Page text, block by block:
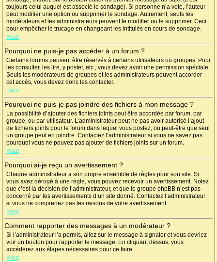
toujours celui auquel est associé le sondage). Si personne n’a voté, l’auteur
peut modifier une option ou supprimer le sondage. Autrement, seuls les
modérateurs et les administrateurs peuvent le modifier ou le supprimer. Ceci
pour empêcher le trucage en changeant les intitulés en cours de sondage.
Haut
Pourquoi ne puis-je pas accéder à un forum ?
Certains forums peuvent être réservés à certains utilisateurs ou groupes. Pour
les consulter, les lire, y poster, etc., vous devez avoir une permission spéciale.
Seuls les modérateurs de groupes et les administrateurs peuvent accorder
cet accès, vous devez donc les contacter.
Haut
Pourquoi ne puis-je pas joindre des fichiers à mon message ?
La possibilité d’ajouter des fichiers joints peut être accordée par forum, par
groupe, ou par utilisateur. L’administrateur peut ne pas avoir autorisé l’ajout
de fichiers joints pour le forum dans lequel vous postez, ou peut-être que seul
un groupe peut en joindre. Contactez l’administrateur si vous ne savez pas
pourquoi vous ne pouvez pas ajouter de fichiers joints sur un forum.
Haut
Pourquoi ai-je reçu un avertissement ?
Chaque administrateur a son propre ensemble de règles pour son site. Si
vous avez dérogé à une règle, vous pouvez recevoir un avertissement. Notez
que c’est la décision de l’administrateur, et que le groupe phpBB n’est pas
concerné par les avertissements d’un site donné. Contactez l’administrateur
si vous ne comprenez pas les raisons de votre avertissement.
Haut
Comment rapporter des messages à un modérateur ?
Si l’administrateur l’a permis, allez sur le message à signaler et vous devriez
voir un bouton pour rapporter le message. En cliquant dessus, vous
accéderez aux étapes nécessaires pour ce faire.
Haut